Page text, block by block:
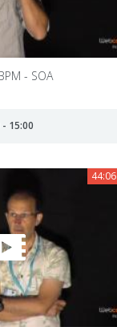
- SOA
15:00
44:06